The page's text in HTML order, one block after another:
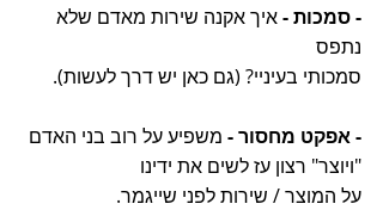
- סמכות - איך אקנה שירות מאדם שלא
נתפס
סמכותי בעיניי? (גם כאן יש דרך לעשות).
- אפקט מחסור - משפיע על רוב בני האדם
"ויוצר" רצון עז לשים את ידינו
על המוצר / שירות לפני שייגמר.